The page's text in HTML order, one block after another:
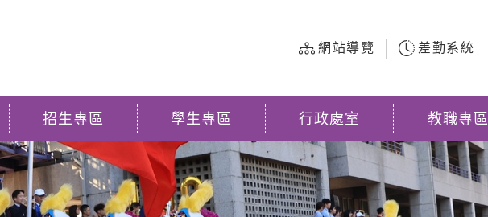
網站導覽 差勤系統
招生專區 學生專區 行政處室 教職專區